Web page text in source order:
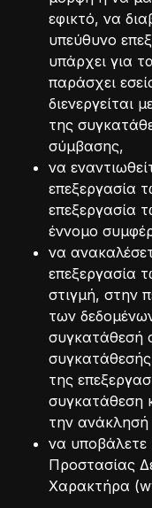
εφικτό, να
υπεύθυνο
υπάρχει για
παράσχει
διενεργείται
της
σύμβασης,
να
επεξεργασία
επεξεργασία
έννομο
να
επεξεργασία
στιγμή, στην
των
συγκατάθεσή
συγκατάθεσής
της
συγκατάθεση
την ανάκλησή
να υποβάλετε
Προστασίας
Χαρακτήρα